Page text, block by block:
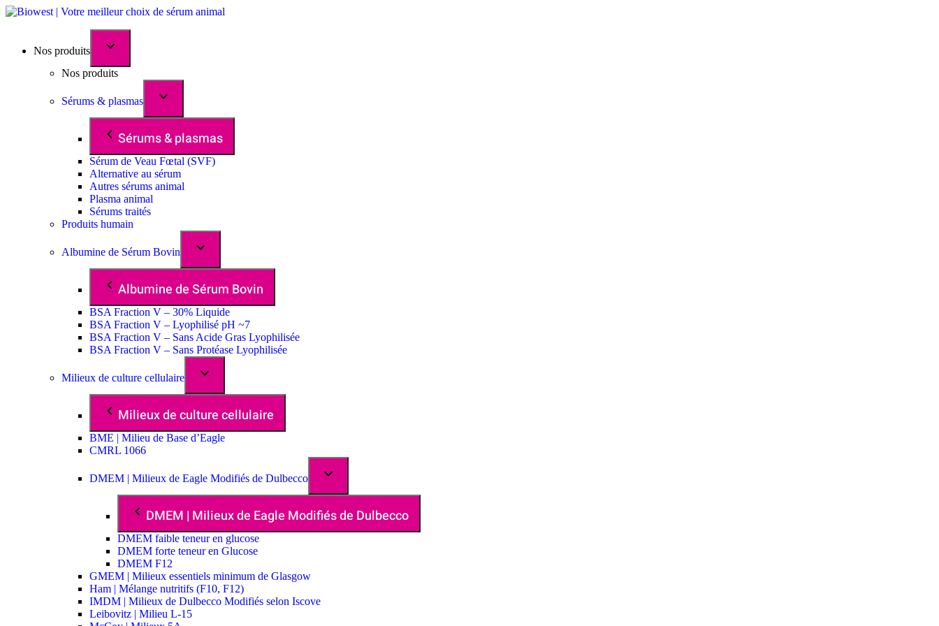
Nos produits
Nos produits
Sérums & plasmas
Sérums & plasmas
Sérum de Veau Fœtal (SVF)
Alternative au sérum
Autres sérums animal
Plasma animal
Sérums traités
Produits humain
Albumine de Sérum Bovin
Albumine de Sérum Bovin
BSA Fraction V – 30% Liquide
BSA Fraction V – Lyophilisé pH ~7
BSA Fraction V – Sans Acide Gras Lyophilisée
BSA Fraction V – Sans Protéase Lyophilisée
Milieux de culture cellulaire
Milieux de culture cellulaire
BME | Milieu de Base d’Eagle
CMRL 1066
DMEM | Milieux de Eagle Modifiés de Dulbecco
DMEM | Milieux de Eagle Modifiés de Dulbecco
DMEM faible teneur en glucose
DMEM forte teneur en Glucose
DMEM F12
GMEM | Milieux essentiels minimum de Glasgow
Ham | Mélange nutritifs (F10, F12)
IMDM | Milieux de Dulbecco Modifiés selon Iscove
Leibovitz | Milieu L-15